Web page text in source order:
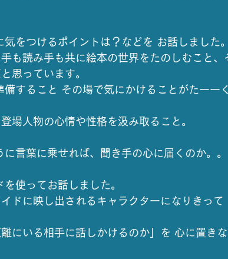
をつけるポイントは？などを お話しました。
も読み手も共に絵本の世界をたのしむこと、
思っています。
すること その場で気にかけることがたーー
場人物の心情や性格を汲み取ること。
言葉に乗せれば、聞き手の心に届くのか。。
使ってお話しました。
ドに映し出されるキャラクターになりきって
にいる相手に話しかけるのか」を 心に置き